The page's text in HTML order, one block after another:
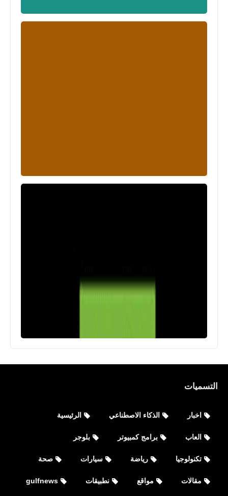
فوائد البطاطس للشعر
التسميات
اخبار الذكاء الاصطناعي الرئيسية
العاب برامج كمبيوتر بلوجر
تكنولوجيا رياضة سيارات صحة
مقالات مواقع نطبيقات gulfnews